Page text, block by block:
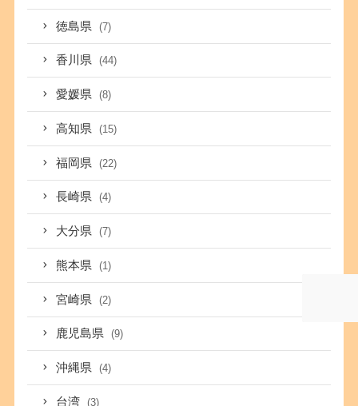
徳島県 (7)
香川県 (44)
愛媛県 (8)
高知県 (15)
福岡県 (22)
長崎県 (4)
大分県 (7)
熊本県 (1)
宮崎県 (2)
鹿児島県 (9)
沖縄県 (4)
台湾 (3)